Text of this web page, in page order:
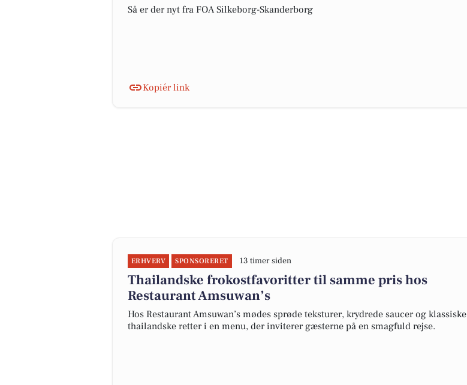
Så er der nyt fra FOA Silkeborg-Skanderborg
Kopiér link
ERHVERV SPONSORERET 13 timer siden
Thailandske frokostfavoritter til samme pris hos
Restaurant Amsuwan’s
Hos Restaurant Amsuwan’s mødes sprøde teksturer, krydrede saucer og klassiske
thailandske retter i en menu, der inviterer gæsterne på en smagfuld rejse.